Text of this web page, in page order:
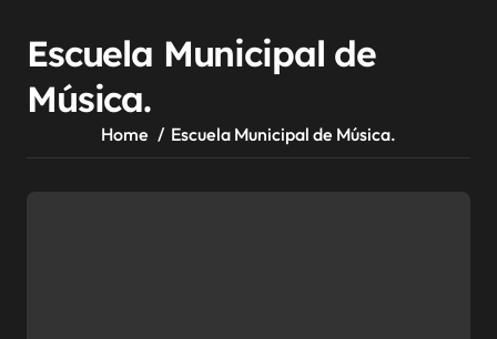
Escuela Municipal de
Música.
Home Escuela Municipal de Música.